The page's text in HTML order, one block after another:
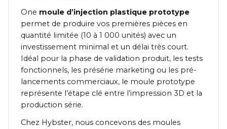
One moule d’injection plastique prototype
permet de produire vos premières pièces en
quantité limitée (10 à 1 000 unités) avec un
investissement minimal et un délai très court.
Idéal pour la phase de validation produit, les tests
fonctionnels, les présérie marketing ou les pré-
lancements commerciaux, le moule prototype
représente l’étape clé entre l’impression 3D et la
production série.
Chez Hybster, nous concevons des moules